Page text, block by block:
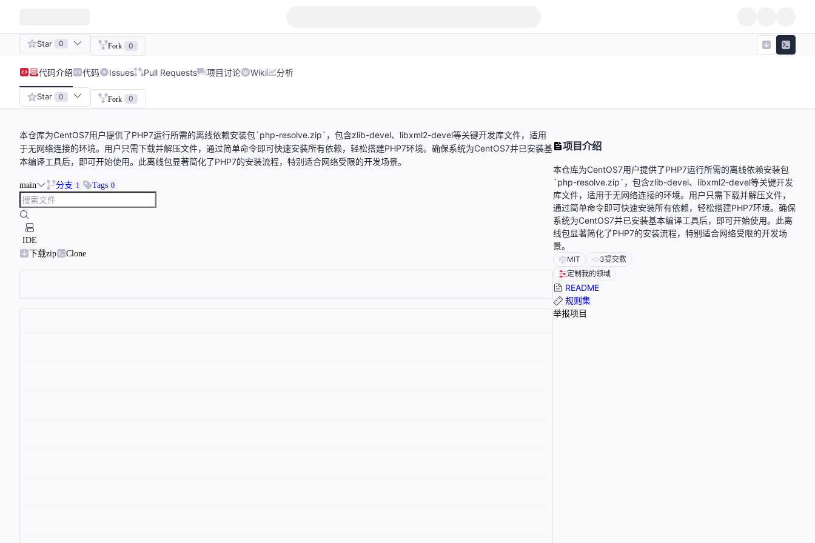
Star 0 Fork 0
代码介绍 代码 Issues Pull Requests 项目讨论 Wiki 分析
Star 0 Fork 0
本仓库为CentOS7用户提供了PHP7运行所需的离线依赖安装包`php-resolve.zip`，包含zlib-devel、libxml2-devel等关键开发库文件，适用
于无网络连接的环境。用户只需下载并解压文件，通过简单命令即可快速安装所有依赖，轻松搭建PHP7环境。确保系统为CentOS7并已安装基
本编译工具后，即可开始使用。此离线包显著简化了PHP7的安装流程，特别适合网络受限的开发场景。
main 分支 1 Tags 0
IDE
下载zip
Clone
项目介绍
本仓库为CentOS7用户提供了PHP7运行所需的离线依赖安装包
`php-resolve.zip`，包含zlib-devel、libxml2-devel等关键开发
库文件，适用于无网络连接的环境。用户只需下载并解压文件，
通过简单命令即可快速安装所有依赖，轻松搭建PHP7环境。确保
系统为CentOS7并已安装基本编译工具后，即可开始使用。此离
线包显著简化了PHP7的安装流程，特别适合网络受限的开发场
景。
MIT 3提交数
定制我的领域
README
规则集
举报项目